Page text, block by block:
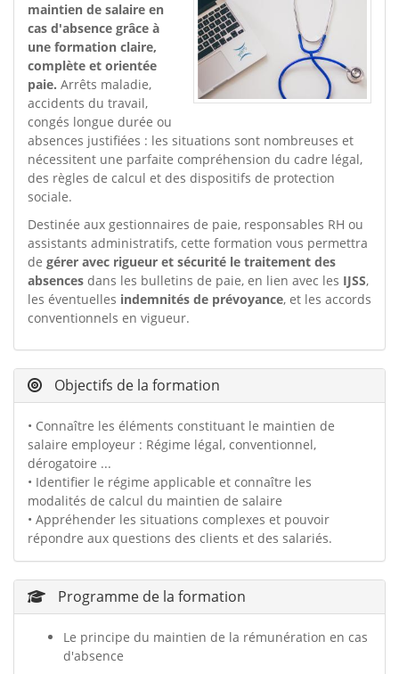
maintien de salaire en
cas d'absence grâce à
une formation claire,
complète et orientée
paie. Arrêts maladie,
accidents du travail,
congés longue durée ou
absences justifiées : les situations sont nombreuses et
nécessitent une parfaite compréhension du cadre légal,
des règles de calcul et des dispositifs de protection
sociale.
Destinée aux gestionnaires de paie, responsables RH ou
assistants administratifs, cette formation vous permettra
de gérer avec rigueur et sécurité le traitement des
absences dans les bulletins de paie, en lien avec les IJSS,
les éventuelles indemnités de prévoyance, et les accords
conventionnels en vigueur.
Objectifs de la formation
• Connaître les éléments constituant le maintien de
salaire employeur : Régime légal, conventionnel,
dérogatoire ...
• Identifier le régime applicable et connaître les
modalités de calcul du maintien de salaire
• Appréhender les situations complexes et pouvoir
répondre aux questions des clients et des salariés.
Programme de la formation
Le principe du maintien de la rémunération en cas
d'absence